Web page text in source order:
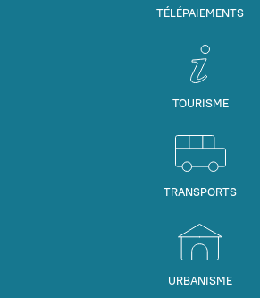
TÉLÉPAIEMENTS
TOURISME
TRANSPORTS
URBANISME